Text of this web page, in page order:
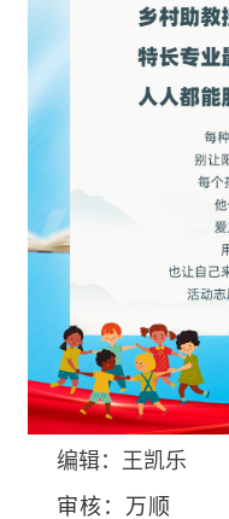
编辑：王凯乐
审核：万顺